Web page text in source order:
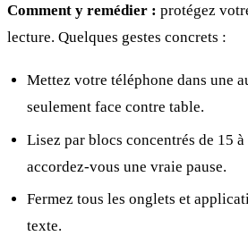
Comment y remédier : protégez
lecture. Quelques gestes concrets :
Mettez votre téléphone dans une
seulement face contre table.
Lisez par blocs concentrés de 15
accordez-vous une vraie pause.
Fermez tous les onglets et
texte.